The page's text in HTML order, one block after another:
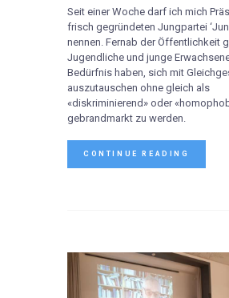
Seit einer Woche darf ich mich
frisch gegründeten Jungpartei
nennen. Fernab der Öffentlichkeit
Jugendliche und junge
Bedürfnis haben, sich mit
auszutauschen ohne gleich als
«diskriminierend» oder
gebrandmarkt zu werden.
CONTINUE READING